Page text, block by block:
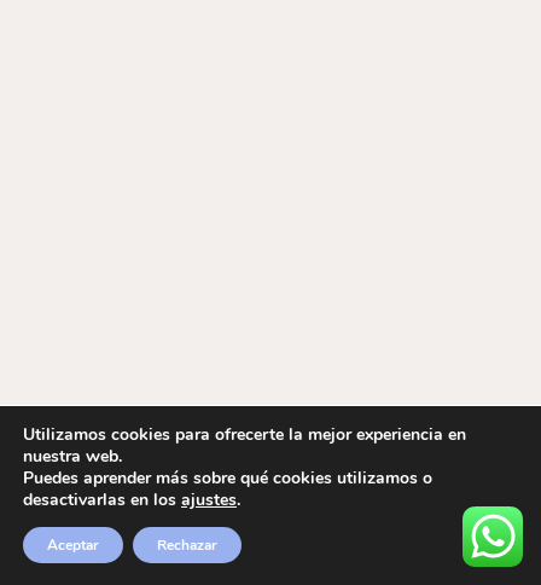
Utilizamos cookies para ofrecerte la mejor experiencia en
nuestra web.
Puedes aprender más sobre qué cookies utilizamos o
desactivarlas en los ajustes.
Aceptar Rechazar